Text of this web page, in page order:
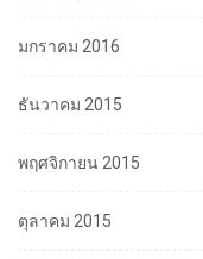
มกราคม 2016
ธันวาคม 2015
พฤศจิกายน 2015
ตุลาคม 2015